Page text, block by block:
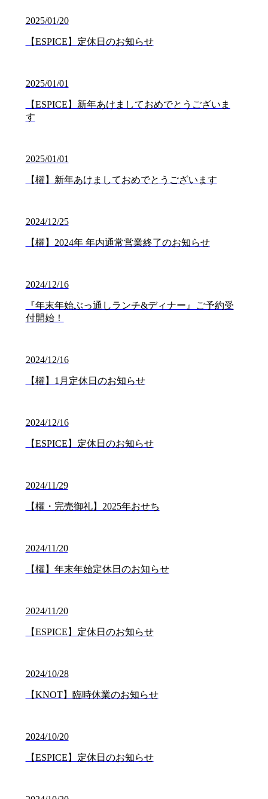
2025/01/20
【ESPICE】定休日のお知らせ
2025/01/01
【ESPICE】新年あけましておめでとうございま
す
2025/01/01
【櫂】新年あけましておめでとうございます
2024/12/25
【櫂】2024年 年内通常営業終了のお知らせ
2024/12/16
『年末年始ぶっ通しランチ&ディナー』ご予約受
付開始！
2024/12/16
【櫂】1月定休日のお知らせ
2024/12/16
【ESPICE】定休日のお知らせ
2024/11/29
【櫂・完売御礼】2025年おせち
2024/11/20
【櫂】年末年始定休日のお知らせ
2024/11/20
【ESPICE】定休日のお知らせ
2024/10/28
【KNOT】臨時休業のお知らせ
2024/10/20
【ESPICE】定休日のお知らせ